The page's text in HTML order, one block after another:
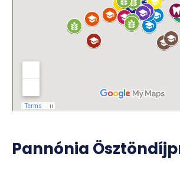
Pannónia